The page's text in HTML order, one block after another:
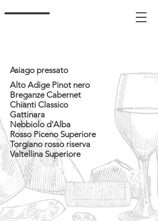
Asiago pressato
Alto Adige Pinot nero
Breganze Cabernet
Chianti Classico
Gattinara
Nebbiolo d'Alba
Rosso Piceno Superiore
Torgiano rosso riserva
Valtellina Superiore